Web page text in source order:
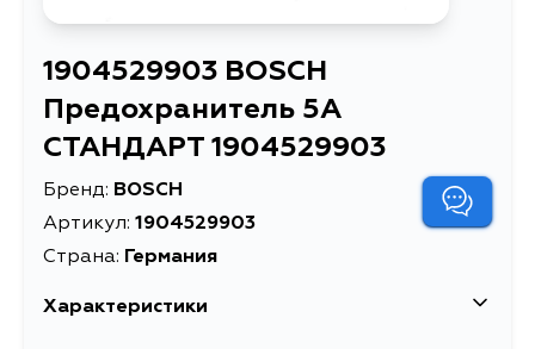
1904529903 BOSCH
Предохранитель 5А
СТАНДАРТ 1904529903
Бренд: BOSCH
Артикул: 1904529903
Страна: Германия
Характеристики